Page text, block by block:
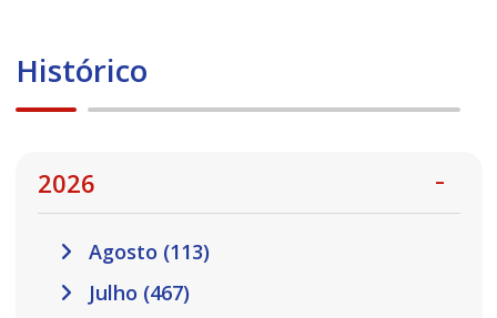
Histórico
2026
Agosto (113)
Julho (467)